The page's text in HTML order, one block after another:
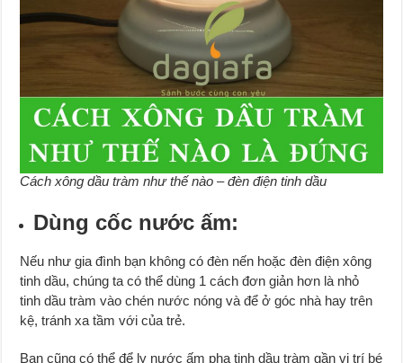
Cách xông dầu tràm như thế nào – đèn điện tinh dầu
Dùng cốc nước ấm:
Nếu như gia đình bạn không có đèn nến hoặc đèn điện xông
tinh dầu, chúng ta có thể dùng 1 cách đơn giản hơn là nhỏ
tinh dầu tràm vào chén nước nóng và để ở góc nhà hay trên
kệ, tránh xa tầm với của trẻ.
Bạn cũng có thể để ly nước ấm pha tinh dầu tràm gần vị trí bé